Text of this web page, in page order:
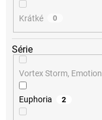
Krátké 0
Série
Vortex Storm, Emotion
Euphoria 2